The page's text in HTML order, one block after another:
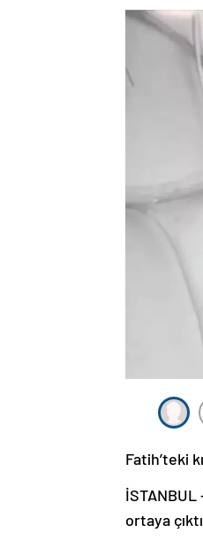
Fatih’teki
İSTANBUL
ortaya